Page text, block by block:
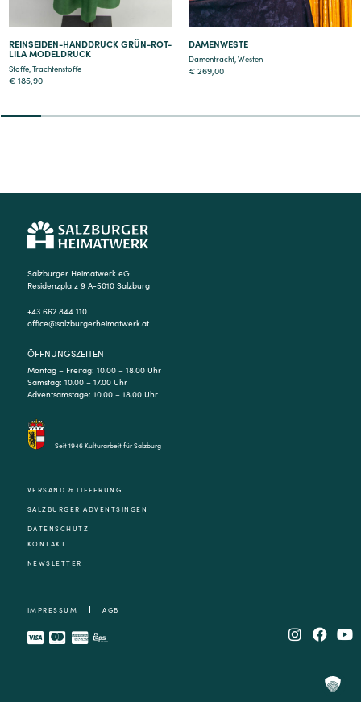
REINSEIDEN-HANDDRUCK GRÜN-ROT-
LILA MODELDRUCK
Stoffe,Trachtenstoffe
€ 185,90
DAMENWESTE
Damentracht,Westen
€ 269,00
Salzburger Heimatwerk eG
Residenzplatz 9 A-5010 Salzburg
+43 662 844 110
office@salzburgerheimatwerk.at
ÖFFNUNGSZEITEN
Montag – Freitag: 10.00 – 18.00 Uhr
Samstag: 10.00 – 17.00 Uhr
Adventsamstage: 10.00 – 18.00 Uhr
Seit 1946 Kulturarbeit für Salzburg
VERSAND & LIEFERUNG
SALZBURGER ADVENTSINGEN
DATENSCHUTZ
KONTAKT
NEWSLETTER
IMPRESSUM AGB